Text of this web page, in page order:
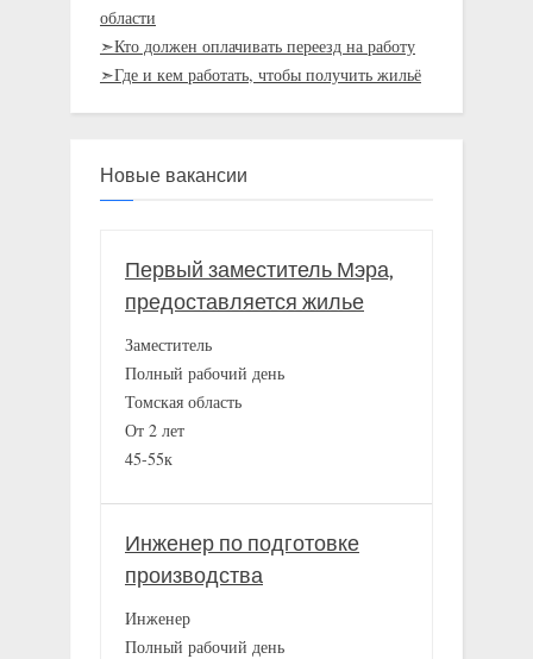
области
➣Кто должен оплачивать переезд на работу
➣Где и кем работать, чтобы получить жильё
Новые вакансии
Первый заместитель Мэра,
предоставляется жилье
Заместитель
Полный рабочий день
Томская область
От 2 лет
45-55к
Инженер по подготовке
производства
Инженер
Полный рабочий день